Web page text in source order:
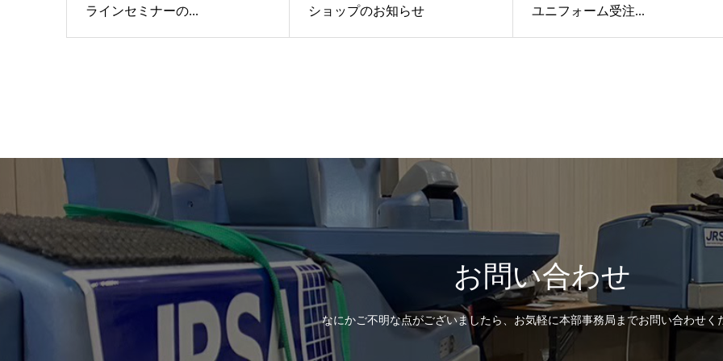
ラインセミナーの... ショップのお知らせ ユニフォーム受注...
お問い合わせ
なにかご不明な点がございましたら、お気軽に本部事務局までお問い合わせく